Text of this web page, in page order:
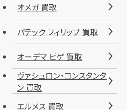
オメガ 買取
パテック フィリップ 買取
オーデマ ピゲ 買取
ヴァシュロン・コンスタンタ
ン 買取
エルメス 買取